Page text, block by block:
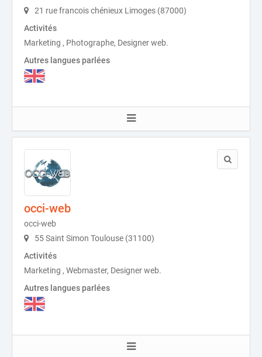
21 rue francois chénieux Limoges (87000)
Activités
Marketing , Photographe, Designer web.
Autres langues parlées
occi-web
occi-web
55 Saint Simon Toulouse (31100)
Activités
Marketing , Webmaster, Designer web.
Autres langues parlées